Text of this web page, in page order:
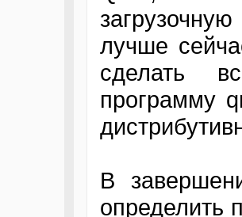
лучше
сделать
программу
В
определить